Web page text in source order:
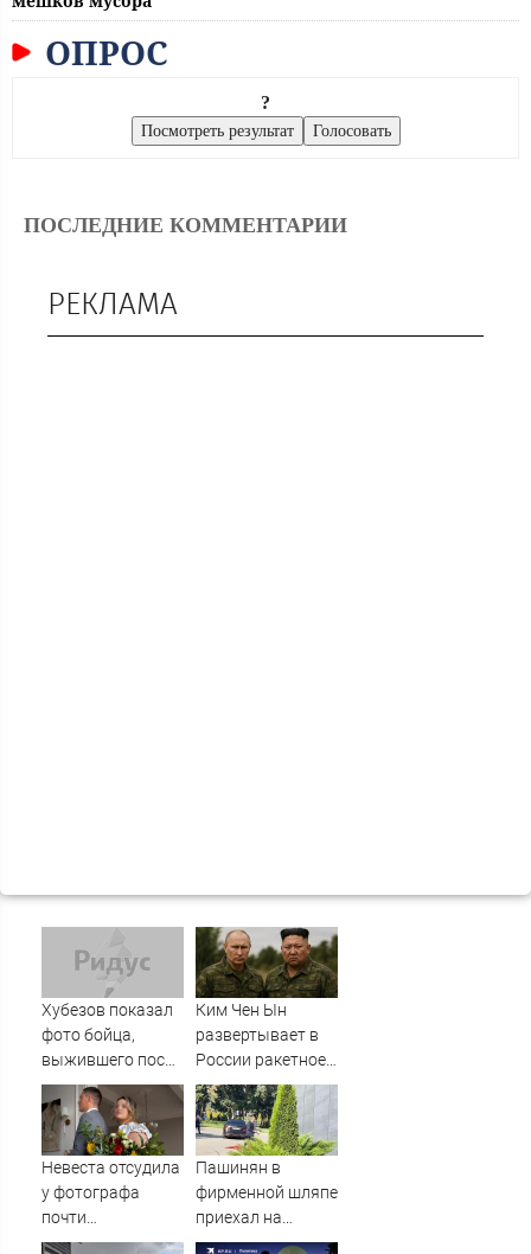
ОПРОС
?
ПОСЛЕДНИЕ КОММЕНТАРИИ
РЕКЛАМА
Хубезов показал
фото бойца,
выжившего после
медведя и молнии
Ким Чен Ын
развертывает в
России ракетное
подразделение
для нанесения
ударов по
Украине
Невеста отсудила
у фотографа
почти
полмиллиона
Пашинян в
фирменной шляпе
приехал на
заседание